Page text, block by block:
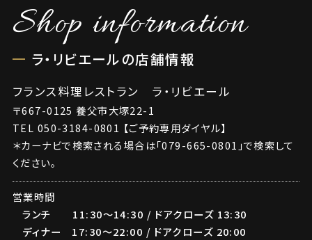
Shop information
ラ・リビエールの店舗情報
フランス料理レストラン ラ・リビエール
〒667-0125 養父市大塚22-1
TEL 050-3184-0801 【ご予約専用ダイヤル】
＊カーナビで検索される場合は「079-665-0801」で検索して
ください。
営業時間
ランチ 11:30～14:30 / ドアクローズ 13:30
ディナー 17:30～22:00 / ドアクローズ 20:00